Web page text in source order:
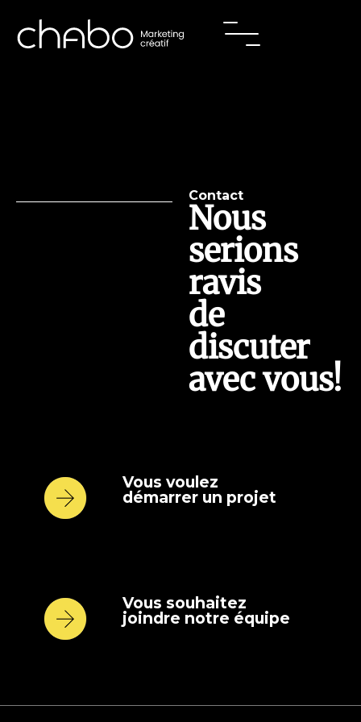
Contact
Nous
serions
ravis
de
discuter
avec vous!
Vous voulez
démarrer un projet
Vous souhaitez
joindre notre équipe